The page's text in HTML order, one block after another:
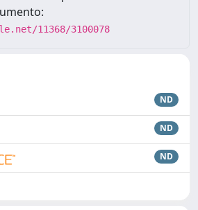
11368/3100078
ND
ND
ND